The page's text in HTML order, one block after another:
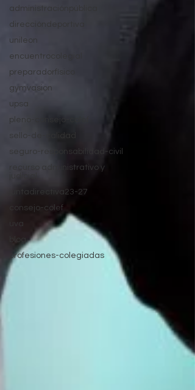
administraciónpública
direccióndeportiva
unileon
encuentrocolegial
preparadorfísico
gymvasion
upsa
pleno-consejo-colef
sello-de-calidad
seguro-responsabilidad-civil
recurso administrativo y
juntadirectiva23-27
consejo-colef
uva
blog
profesiones-colegiadas